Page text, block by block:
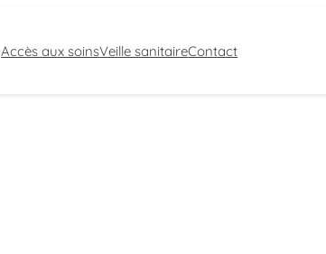
Accès aux soinsVeille sanitaireContact